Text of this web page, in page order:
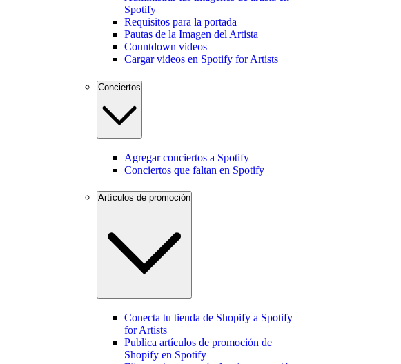
Spotify
Requisitos para la portada
Pautas de la Imagen del Artista
Countdown videos
Cargar videos en Spotify for Artists
Conciertos
Agregar conciertos a Spotify
Conciertos que faltan en Spotify
Artículos de promoción
Conecta tu tienda de Shopify a Spotify
for Artists
Publica artículos de promoción de
Shopify en Spotify